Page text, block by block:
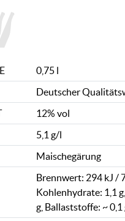
0,75 l
Deutscher
12% vol
5,1 g/l
Maischegärung
Brennwert: 294 kJ /
Kohlenhydrate: 1,1
g, Ballaststoffe: ~ 0,1